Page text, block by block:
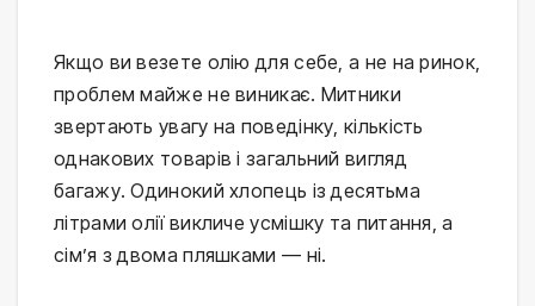
Якщо ви везете олію для себе, а не на ринок,
проблем майже не виникає. Митники
звертають увагу на поведінку, кількість
однакових товарів і загальний вигляд
багажу. Одинокий хлопець із десятьма
літрами олії викличе усмішку та питання, а
сім’я з двома пляшками — ні.